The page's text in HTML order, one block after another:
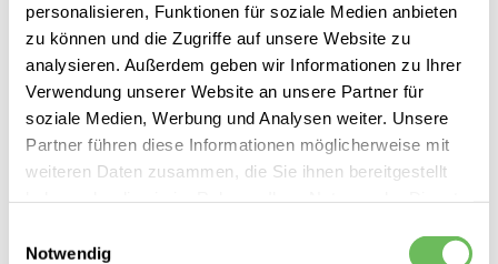
personalisieren, Funktionen für soziale Medien anbieten
zu können und die Zugriffe auf unsere Website zu
analysieren. Außerdem geben wir Informationen zu Ihrer
Verwendung unserer Website an unsere Partner für
soziale Medien, Werbung und Analysen weiter. Unsere
Partner führen diese Informationen möglicherweise mit
weiteren Daten zusammen, die Sie ihnen bereitgestellt
Notwendig